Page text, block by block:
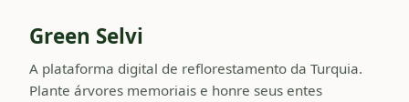
Green Selvi
A plataforma digital de reflorestamento da Turquia.
Plante árvores memoriais e honre seus entes